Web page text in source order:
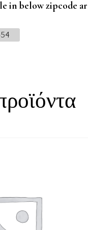
in below zipcode